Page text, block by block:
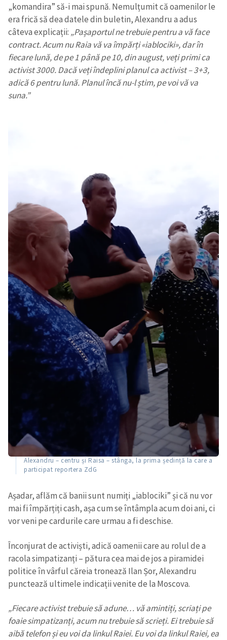
„komandira” să-i mai spună. Nemulțumit că oamenilor le
era frică să dea datele din buletin, Alexandru a adus
câteva explicații: „Pașaportul ne trebuie pentru a vă face
contract. Acum nu Raia vă va împărți«iablociki», dar în
fiecare lună, de pe 1 până pe 10, din august, veți primi ca
activist 3000. Dacă veți îndeplini planul ca activist – 3+3,
adică 6 pentru lună. Planul încă nu-l știm, pe voi vă va
suna.”
Alexandru – centru și Raisa – stânga, la prima ședință la care a
participat reportera ZdG
Așadar, aflăm că banii sunt numiți „iablociki” și că nu vor
mai fi împărțiți cash, așa cum se întâmpla acum doi ani, ci
vor veni pe cardurile care urmau a fi deschise.
Înconjurat de activiști, adică oamenii care au rolul de a
racola simpatizanți – pătura cea mai de jos a piramidei
politice în vârful căreia tronează Ilan Șor, Alexandru
punctează ultimele indicații venite de la Moscova.
„Fiecare activist trebuie să adune… vă amintiți, scriați pe
foaie simpatizanți, acum nu trebuie să scrieți. Ei trebuie să
aibă telefon și eu voi da linkul Raiei. Eu voi da linkul Raiei, ea